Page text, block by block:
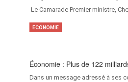
‎Le Camarade Premier ministre,
Économie : Plus de 122
Dans un message adressé à ses
ECONOMIE